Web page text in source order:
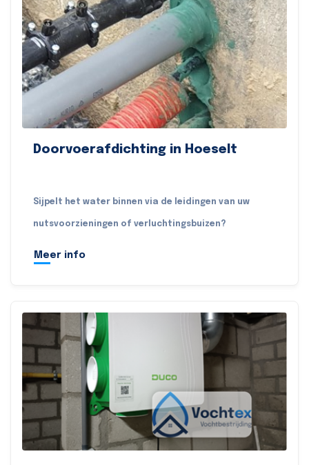
Doorvoerafdichting in Hoeselt
Sijpelt het water binnen via de leidingen van uw
nutsvoorzieningen of verluchtingsbuizen?
Meer info